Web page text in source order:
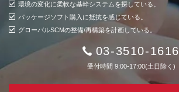
環境の変化に柔軟な基幹システムを探している。
パッケージソフト購入に抵抗を感じている。
グローバルSCMの整備/再構築を計画している。
03-3510-1616
受付時間 9:00-17:00(土日除く)